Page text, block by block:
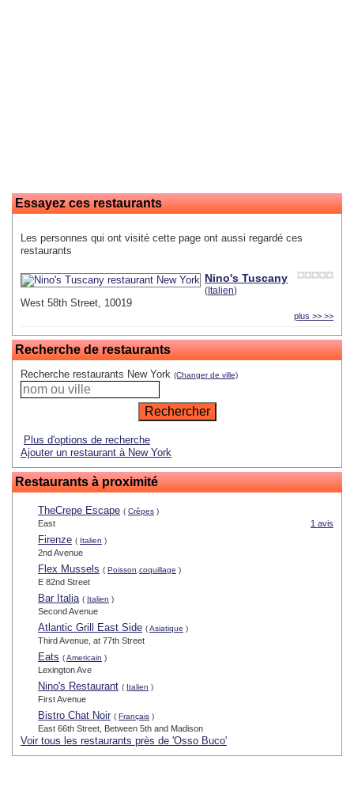
Essayez ces restaurants
Les personnes qui ont visité cette page ont aussi regardé ces
restaurants
Nino's Tuscany
( Italien)
West 58th Street, 10019
plus >> >>
Recherche de restaurants
Recherche restaurants New York (Changer de ville)
Plus d'options de recherche
Ajouter un restaurant à New York
Restaurants à proximité
TheCrepe Escape ( Crêpes )
1 avis
East
Firenze ( Italien )
2nd Avenue
Flex Mussels ( Poisson,coquillage )
E 82nd Street
Bar Italia ( Italien )
Second Avenue
Atlantic Grill East Side (Asiatique )
Third Avenue, at 77th Street
Eats (Americain )
Lexington Ave
Nino's Restaurant ( Italien )
First Avenue
Bistro Chat Noir ( Français )
East 66th Street, Between 5th and Madison
Voir tous les restaurants près de 'Osso Buco'